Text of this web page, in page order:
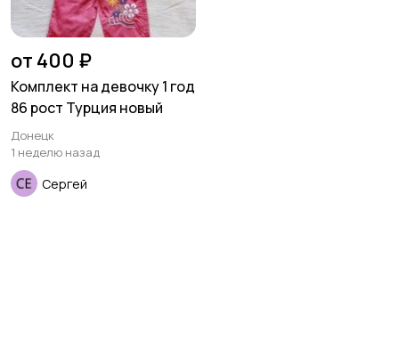
Детский транспорт
от 400 ₽
Комплект на девочку 1 год
86 рост Турция новый
Донецк
1 неделю назад
Сергей